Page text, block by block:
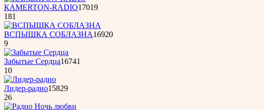
КAMERTON-RADIO17019
181
ВСПЫШКА СОБЛАЗНА16920
9
Забытые Сердца16741
10
Лидер-радио15829
26